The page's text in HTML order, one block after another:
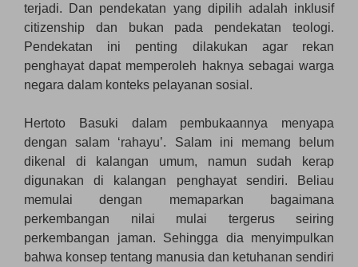
terjadi. Dan pendekatan yang dipilih adalah inklusif
citizenship dan bukan pada pendekatan teologi.
Pendekatan ini penting dilakukan agar rekan
penghayat dapat memperoleh haknya sebagai warga
negara dalam konteks pelayanan sosial.
Hertoto Basuki dalam pembukaannya menyapa
dengan salam ‘rahayu’. Salam ini memang belum
dikenal di kalangan umum, namun sudah kerap
digunakan di kalangan penghayat sendiri. Beliau
memulai dengan memaparkan bagaimana
perkembangan nilai mulai tergerus seiring
perkembangan jaman. Sehingga dia menyimpulkan
bahwa konsep tentang manusia dan ketuhanan sendiri